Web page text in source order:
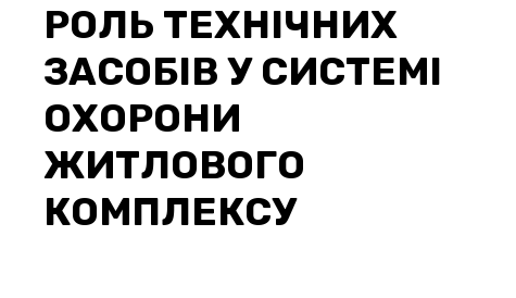
РОЛЬ ТЕХНІЧНИХ
ЗАСОБІВ У СИСТЕМІ
ОХОРОНИ
ЖИТЛОВОГО
КОМПЛЕКСУ